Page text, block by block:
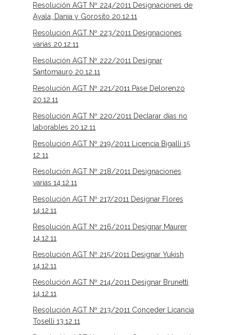
Resolución AGT Nº 224/2011 Designaciones de
Ayala, Dania y Gorosito 20.12.11
Resolución AGT Nº 223/2011 Designaciones
varias 20.12.11
Resolución AGT Nº 222/2011 Designar
Santomauro 20.12.11
Resolución AGT Nº 221/2011 Pase Delorenzo
20.12.11
Resolución AGT Nº 220/2011 Declarar días no
laborables 20.12.11
Resolución AGT Nº 219/2011 Licencia Bigalli 15
12 11
Resolución AGT Nº 218/2011 Designaciones
varias 14.12.11
Resolución AGT Nº 217/2011 Designar Flores
14.12.11
Resolución AGT Nº 216/2011 Designar Maurer
14.12.11
Resolución AGT Nº 215/2011 Designar Yukish
14.12.11
Resolución AGT Nº 214/2011 Designar Brunetti
14.12.11
Resolución AGT Nº 213/2011 Conceder Licancia
Toselli 13.12.11